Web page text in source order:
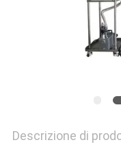
Descrizione di